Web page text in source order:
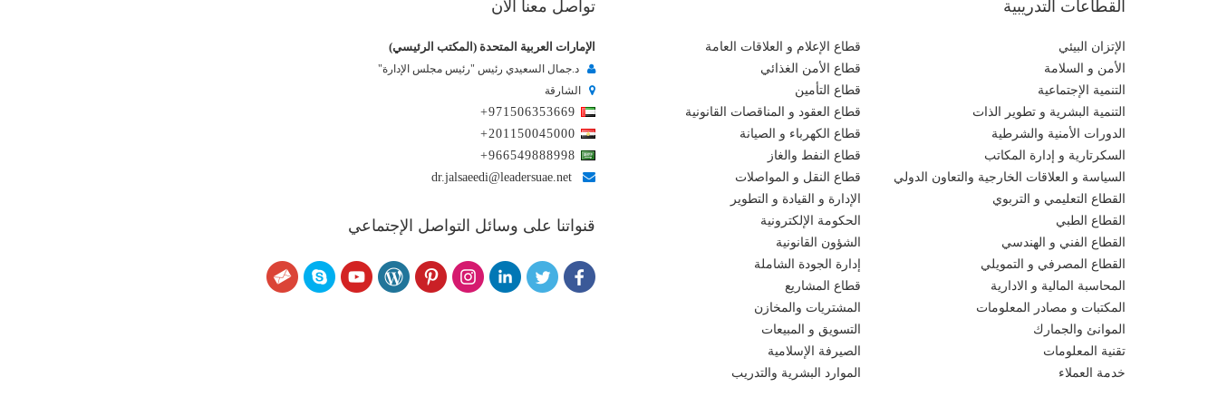
القطاعات التدريبية
الإتزان البيئي
الأمن و السلامة
التنمية الإجتماعية
التنمية البشرية و تطوير الذات
الدورات الأمنية والشرطية
السكرتارية و إدارة المكاتب
السياسة و العلاقات الخارجية والتعاون الدولي
القطاع التعليمي و التربوي
القطاع الطبي
القطاع الفني و الهندسي
القطاع المصرفي و التمويلي
المحاسبة المالية و الادارية
المكتبات و مصادر المعلومات
الموانئ والجمارك
تقنية المعلومات
خدمة العملاء
قطاع الإعلام و العلاقات العامة
قطاع الأمن الغذائي
قطاع التأمين
قطاع العقود و المناقصات القانونية
قطاع الكهرباء و الصيانة
قطاع النفط والغاز
قطاع النقل و المواصلات
الإدارة و القيادة و التطوير
الحكومة الإلكترونية
الشؤون القانونية
إدارة الجودة الشاملة
قطاع المشاريع
المشتريات والمخازن
التسويق و المبيعات
الصيرفة الإسلامية
الموارد البشرية والتدريب
تواصل معنا الآن
الإمارات العربية المتحدة (المكتب الرئيسي)
د.جمال السعيدي رئيس "رئيس مجلس الإدارة"
الشارقة
+971506353669
+201150045000
+966549888998
dr.jalsaeedi@leadersuae.net
قنواتنا على وسائل التواصل الإجتماعي